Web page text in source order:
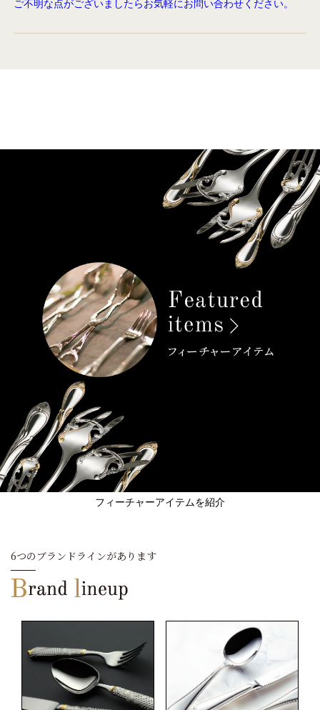
ご不明な点がございましたらお気軽にお問い合わせください。
フィーチャーアイテムを紹介
6つのブランドラインがあります